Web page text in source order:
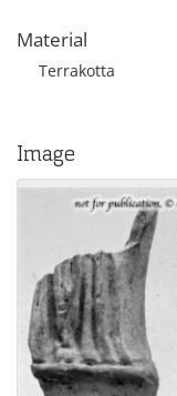
Material
Terrakotta
Image